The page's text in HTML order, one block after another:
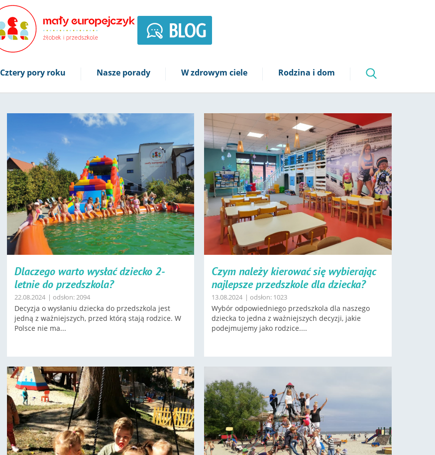
Cztery pory roku Nasze porady W zdrowym ciele Rodzina i dom
Dlaczego warto wysłać dziecko 2-
letnie do przedszkola?
22.08.2024 | odsłon: 2094
Decyzja o wysłaniu dziecka do przedszkola jest
jedną z ważniejszych, przed którą stają rodzice. W
Polsce nie ma...
Czym należy kierować się wybierając
najlepsze przedszkole dla dziecka?
13.08.2024 | odsłon: 1023
Wybór odpowiedniego przedszkola dla naszego
dziecka to jedna z ważniejszych decyzji, jakie
podejmujemy jako rodzice....